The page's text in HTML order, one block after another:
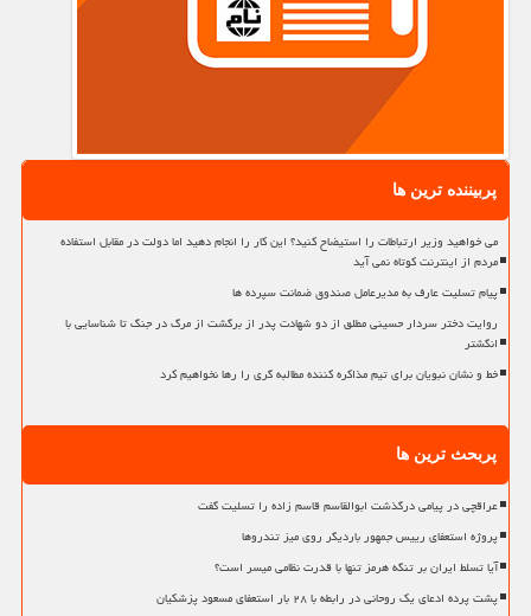
پربیننده ترین ها
می خواهید وزیر ارتباطات را استیضاح کنید؟ این کار را انجام دهید اما دولت در مقابل استفاده
مردم از اینترنت کوتاه نمی آید
پیام تسلیت عارف به مدیرعامل صندوق ضمانت سپرده ها
روایت دختر سردار حسینی مطلق از دو شهادت پدر از برگشت از مرگ در جنگ تا شناسایی با
انگشتر
خط و نشان نبویان برای تیم مذاکره کننده مطالبه گری را رها نخواهیم کرد
پربحث ترین ها
عراقچی در پیامی درگذشت ابوالقاسم قاسم زاده را تسلیت گفت
پروژه استعفای رییس جمهور باردیگر روی میز تندروها
آیا تسلط ایران بر تنگه هرمز تنها با قدرت نظامی میسر است؟
پشت پرده ادعای یک روحانی در رابطه با ۲۸ بار استعفای مسعود پزشکیان